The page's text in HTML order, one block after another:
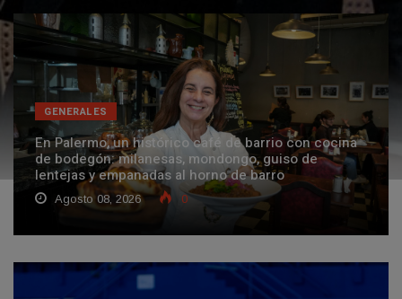
GENERALES
En Palermo, un histórico café de barrio con cocina
de bodegón: milanesas, mondongo, guiso de
lentejas y empanadas al horno de barro
Agosto 08, 2026 0